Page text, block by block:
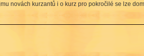
novách kurzantů i o kurz pro pokročilé se lze